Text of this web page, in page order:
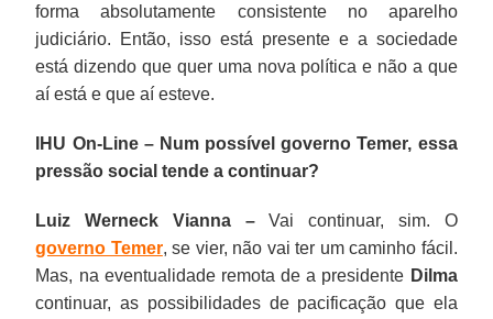
forma absolutamente consistente no aparelho
judiciário. Então, isso está presente e a sociedade
está dizendo que quer uma nova política e não a que
aí está e que aí esteve.
IHU On-Line – Num possível governo Temer, essa
pressão social tende a continuar?
Luiz Werneck Vianna –Vai continuar, sim. O
governo Temer, se vier, não vai ter um caminho fácil.
Mas, na eventualidade remota de a presidente Dilma
continuar, as possibilidades de pacificação que ela